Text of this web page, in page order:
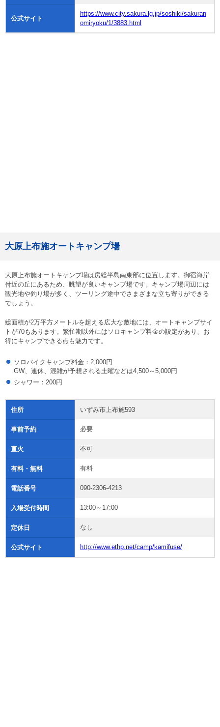
公式サイト
https://www.city.sakura.lg.jp/soshiki/sakuran
omiryoku/1/3883.html
大原上布施オートキャンプ場
大原上布施オートキャンプ場は房総半島南東部に位置します。御宿海岸
付近の丘にあるため、眺望が良いキャンプ場です。キャンプ場周辺には
観光地や釣り場が多く、ツーリング途中でさまざまな立ち寄りができる
でしょう。
総面積が2万平方メートルを超える広大な敷地には、オートキャンプサイ
トが70もあります。繁忙期以外にはソロキャンプ料金の設定があり、お
得にキャンプできる点も魅力です。
ソロバイクキャンプ料金：2,000円
GW、連休、混雑が予想される土曜などは4,500～5,000円
シャワー：200円
住所 いずみ市上布施593
事前予約 必要
直火 不可
有料・無料 有料
電話番号 090-2306-4213
入場受付時間 13:00～17:00
定休日 なし
公式サイト http://www.ethp.net/camp/kamifuse/